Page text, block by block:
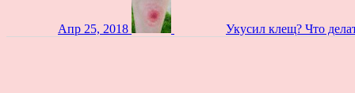
Апр 25, 2018 Укусил клещ? Что